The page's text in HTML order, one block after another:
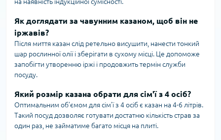
Як доглядати за чавунним казаном, щоб він не
іржавів?
Після миття казан слід ретельно висушити, нанести тонкий
шар рослинної олії і зберігати в сухому місці. Це допоможе
запобігти утворенню іржі і продовжить термін служби
посуду.
Який розмір казана обрати для сім'ї з 4 осіб?
Оптимальним об’ємом для сім’ї з 4 осіб є казан на 4-6 літрів.
Такий посуд дозволяє готувати достатню кількість страв за
один раз, не займатиме багато місця на плиті.